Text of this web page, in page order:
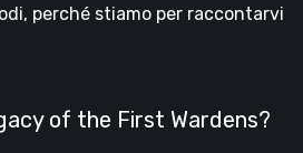
perché stiamo per raccontarvi
of the First Wardens?